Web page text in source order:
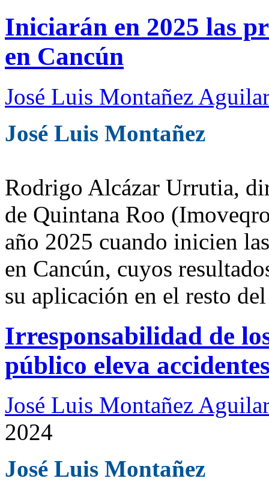
Iniciarán en 2025 las
en Cancún
José Luis Montañez Aguilar
José Luis Montañez
Rodrigo Alcázar Urrutia,
de Quintana Roo
año 2025 cuando inicien
en Cancún, cuyos
su aplicación en el resto
Irresponsabilidad de
público eleva
José Luis Montañez Aguilar
2024
José Luis Montañez